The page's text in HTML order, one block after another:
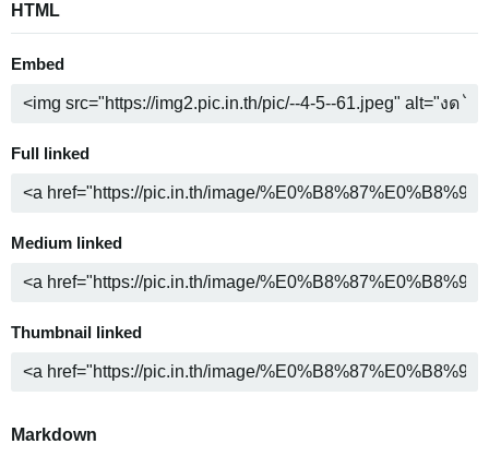
HTML
Embed
Full linked
Medium linked
Thumbnail linked
Markdown